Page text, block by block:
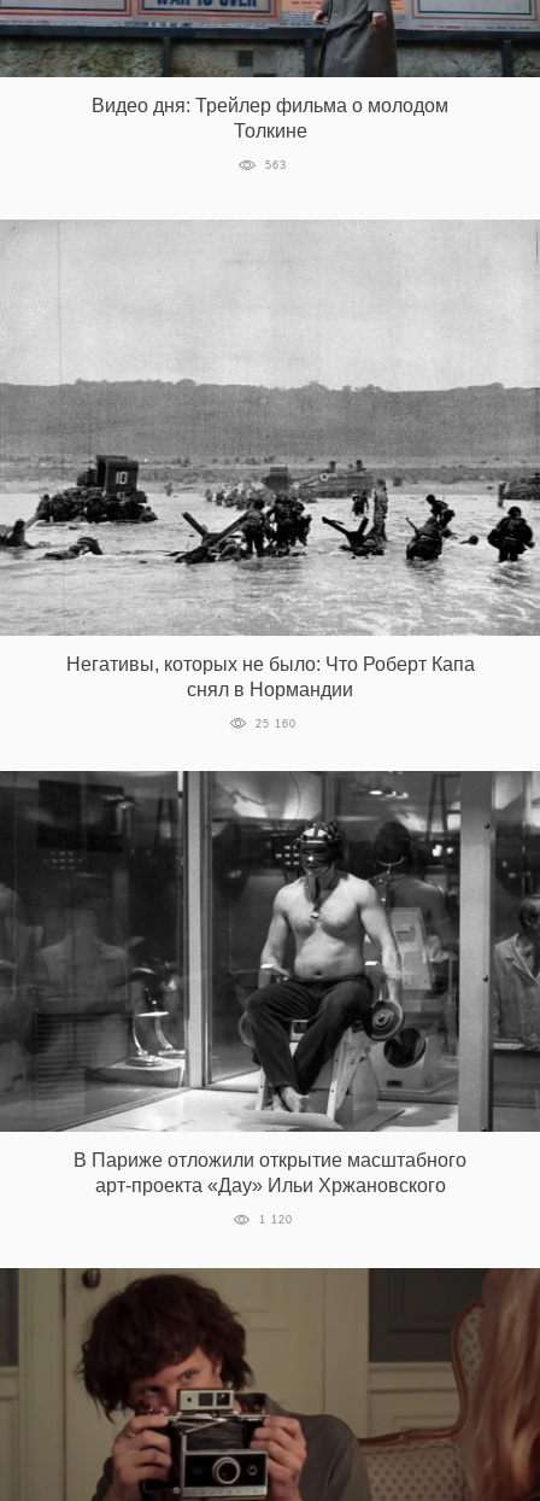
Видео дня: Трейлер фильма о молодом
Толкине
563
Негативы, которых не было: Что Роберт Капа
снял в Нормандии
25 160
В Париже отложили открытие масштабного
арт-проекта «Дау» Ильи Хржановского
1 120